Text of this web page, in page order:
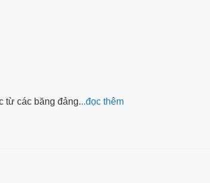
từ các băng đảng...đọc thêm